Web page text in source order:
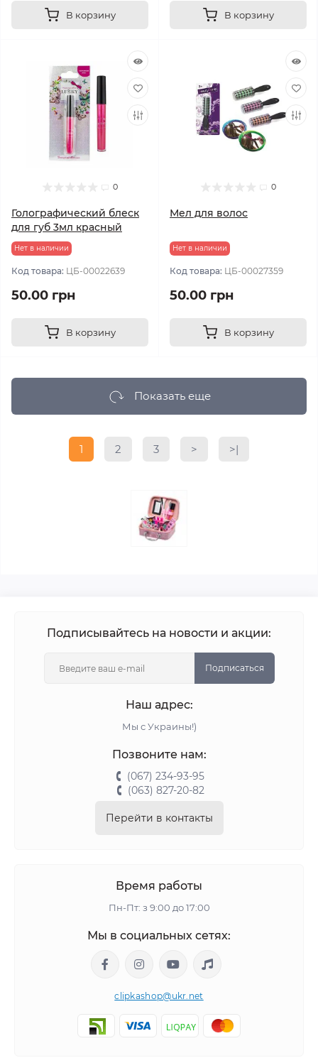
В корзину В корзину
0
Голографический блеск
для губ 3мл красный
Нет в наличии
Код товара: ЦБ-00022639
50.00 грн
В корзину
0
Мел для волос
Нет в наличии
Код товара: ЦБ-00027359
50.00 грн
В корзину
Показать еще
1 2 3 > >|
Подписывайтесь на новости и акции:
Подписаться
Наш адрес:
Мы с Украины!)
Позвоните нам:
(067) 234-93-95
(063) 827-20-82
Перейти в контакты
Время работы
Пн-Пт: з 9:00 до 17:00
Мы в социальных сетях:
clipkashop@ukr.net